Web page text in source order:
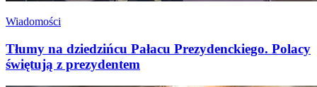
Wiadomości
Tłumy na dziedzińcu Pałacu Prezydenckiego. Polacy
świętują z prezydentem